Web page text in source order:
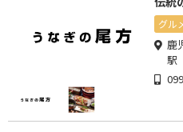
グル
鹿
駅